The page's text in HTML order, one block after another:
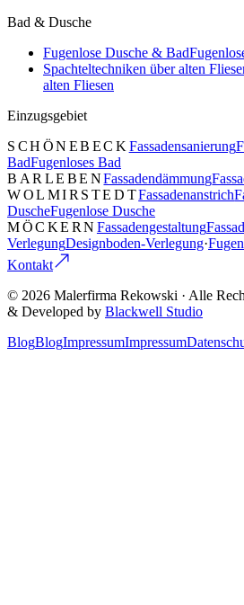
Bad & Dusche
Fugenlose Dusche & Bad
Spachteltechniken über alten
alten Fliesen
Einzugsgebiet
SCHÖNEBECK Fassadensanierung
BadFugenloses Bad
BARLEBENFassadendämmung
WOLMIRSTEDTFassadenanstrich
DuscheFugenlose Dusche
MÖCKERN Fassadengestaltung
VerlegungDesignboden-Verlegung·
Kontakt
© 2026 Malerfirma Rekowski · Alle
& Developed by Blackwell Studio
BlogBlogImpressumImpressum